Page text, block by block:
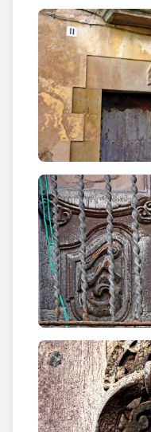
esgrafiats que
joies ocultes a
de Cal Palau (núm.
mig punt
balcons, recorda la
antics.
Caminar pel carrer
la història i per les
llinda i cada arc ens
defensa, de la
vila que, a través de
narrar el seu passat.
Curiositats
Elsporxos,
testimonis d’un ús
vilatans trobaven
reunió. Aquest